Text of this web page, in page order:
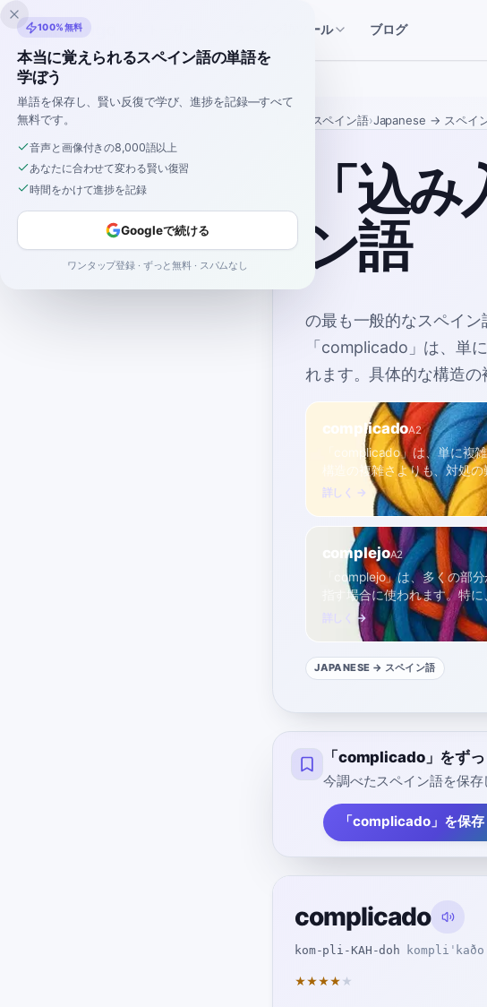
Inklingo スペイン語ツール ブログ
スペイン語›Japanese → スペイ
「込
ン語
の最も一般的なスペイン
「complicado」は、単
れます。具体的な構造の
complicadoA2
「complicado」は、単に複
構造の複雑さよりも、対処
詳しく →
complejoA2
「complejo」は、多くの部
指す場合に使われます。特
詳しく →
JAPANESE → スペイン語
「complicado」をず
今調べたスペイン語を保
「complicado」を保
complicado
kom-pli-KAH-doh kompliˈkaðo
★★★★ ★
100%無料
本当に覚えられるスペイン語の単語を
学ぼう
単語を保存し、賢い反復で学び、進捗を記録—すべて
無料です。
音声と画像付きの8,000語以上
あなたに合わせて変わる賢い復習
時間をかけて進捗を記録
Googleで続ける
ワンタップ登録 · ずっと無料 · スパムなし